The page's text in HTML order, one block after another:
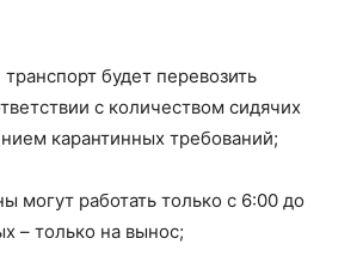
будет перевозить
с количеством сидячих
карантинных требований;
могут работать только с 6:00 до
– только на вынос;